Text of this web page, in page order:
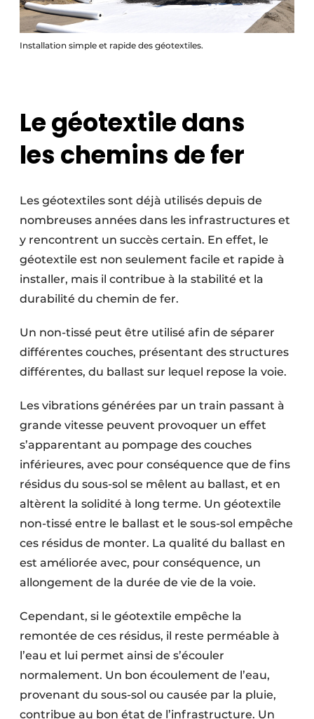
Installation simple et rapide des géotextiles.
Le géotextile dans
les chemins de fer
Les géotextiles sont déjà utilisés depuis de
nombreuses années dans les infrastructures et
y rencontrent un succès certain. En effet, le
géotextile est non seulement facile et rapide à
installer, mais il contribue à la stabilité et la
durabilité du chemin de fer.
Un non-tissé peut être utilisé afin de séparer
différentes couches, présentant des structures
différentes, du ballast sur lequel repose la voie.
Les vibrations générées par un train passant à
grande vitesse peuvent provoquer un effet
s’apparentant au pompage des couches
inférieures, avec pour conséquence que de fins
résidus du sous-sol se mêlent au ballast, et en
altèrent la solidité à long terme. Un géotextile
non-tissé entre le ballast et le sous-sol empêche
ces résidus de monter. La qualité du ballast en
est améliorée avec, pour conséquence, un
allongement de la durée de vie de la voie.
Cependant, si le géotextile empêche la
remontée de ces résidus, il reste perméable à
l’eau et lui permet ainsi de s’écouler
normalement. Un bon écoulement de l’eau,
provenant du sous-sol ou causée par la pluie,
contribue au bon état de l’infrastructure. Un